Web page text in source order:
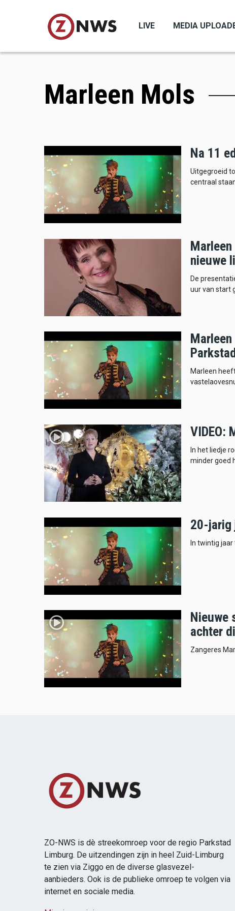
LIVE MEDIA
Marleen Mols
Na 11
Uitgegroeid
centraal
nieuwe
De
uur van start
Marleen
VIDEO:
In het liedje
minder goed
20-jarig
In twintig
Nieuwe
achter
Zangeres
ZO-NWS is dè streekomroep voor de regio Parkstad
Limburg. De uitzendingen zijn in heel Zuid-Limburg
te zien via Ziggo en de diverse glasvezel-
aanbieders. Ook is de publieke omroep te volgen via
internet en sociale media.